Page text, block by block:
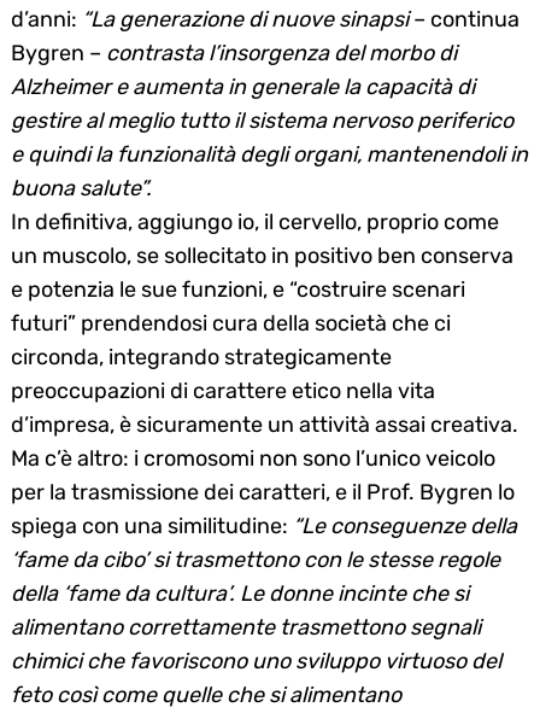
d’anni: “La generazione di nuove sinapsi– continua
Bygren – contrasta l’insorgenza del morbo di
Alzheimer e aumenta in generale la capacità di
gestire al meglio tutto il sistema nervoso periferico
e quindi la funzionalità degli organi, mantenendoli in
buona salute”.
In definitiva, aggiungo io, il cervello, proprio come
un muscolo, se sollecitato in positivo ben conserva
e potenzia le sue funzioni, e “costruire scenari
futuri” prendendosi cura della società che ci
circonda, integrando strategicamente
preoccupazioni di carattere etico nella vita
d’impresa, è sicuramente un attività assai creativa.
Ma c’è altro: i cromosomi non sono l’unico veicolo
per la trasmissione dei caratteri, e il Prof. Bygren lo
spiega con una similitudine: “Le conseguenze della
‘fame da cibo’ si trasmettono con le stesse regole
della ‘fame da cultura’. Le donne incinte che si
alimentano correttamente trasmettono segnali
chimici che favoriscono uno sviluppo virtuoso del
feto così come quelle che si alimentano